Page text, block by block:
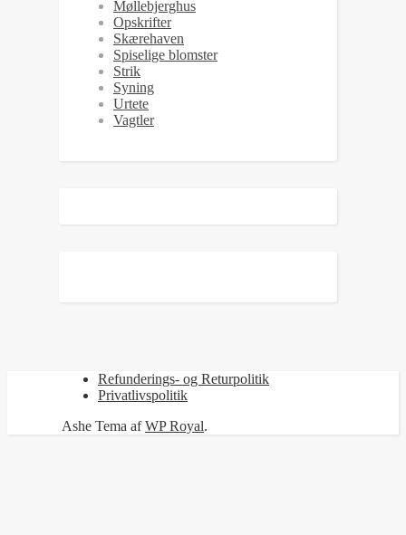
Møllebjerghus
Opskrifter
Skærehaven
Spiselige blomster
Strik
Syning
Urtete
Vagtler
Refunderings- og Returpolitik
Privatlivspolitik
Ashe Tema afWP Royal.